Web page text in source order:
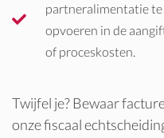
partneralimentatie te
opvoeren in de
of proceskosten.
Twijfel je? Bewaar
onze fiscaal